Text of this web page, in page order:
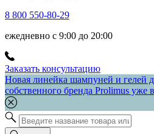
8 800 550-80-29
ежедневно с 9:00 до 20:00
Заказать консультацию
Новая линейка шампуней и гелей
собственного бренда Prolimus уже